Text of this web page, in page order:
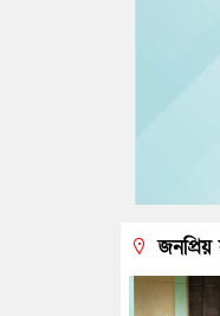
জনপ্রিয়